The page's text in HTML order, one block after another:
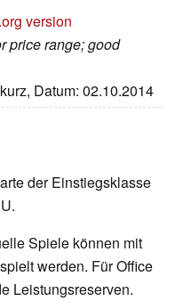
version
price range; good
Datum: 02.10.2014
der Einstiegsklasse
Spiele können mit
werden. Für Office
Leistungsreserven.